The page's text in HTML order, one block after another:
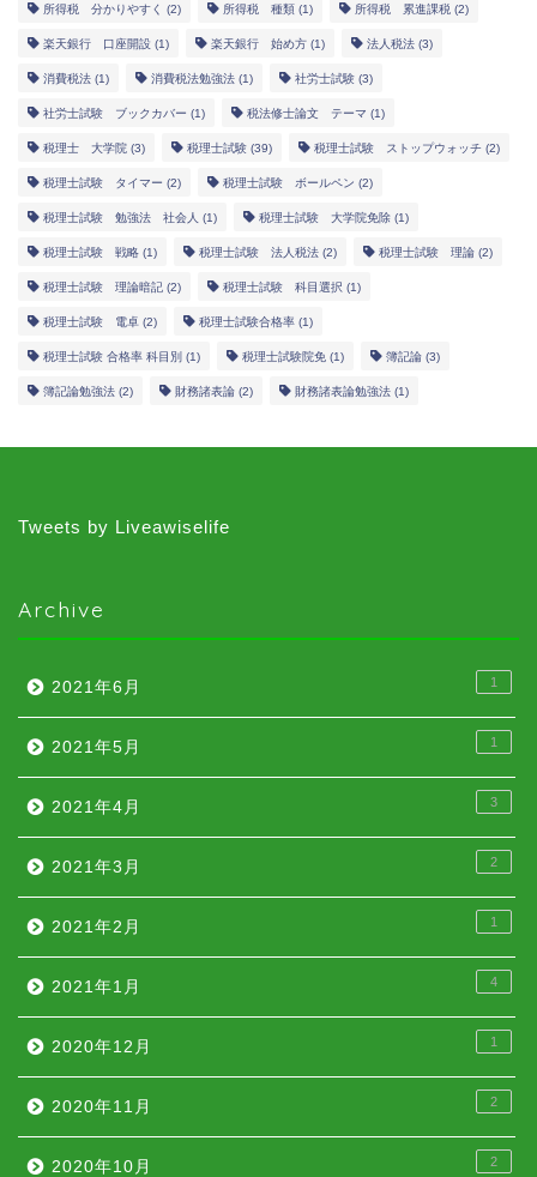
所得税 分かりやすく (2) 所得税 種類 (1) 所得税 累進課税 (2)
楽天銀行 口座開設 (1) 楽天銀行 始め方 (1) 法人税法 (3)
消費税法 (1) 消費税法勉強法 (1) 社労士試験 (3)
社労士試験 ブックカバー (1) 税法修士論文 テーマ (1)
税理士 大学院 (3) 税理士試験 (39) 税理士試験 ストップウォッチ (2)
税理士試験 タイマー (2) 税理士試験 ボールペン (2)
税理士試験 勉強法 社会人 (1) 税理士試験 大学院免除 (1)
税理士試験 戦略 (1) 税理士試験 法人税法 (2) 税理士試験 理論 (2)
税理士試験 理論暗記 (2) 税理士試験 科目選択 (1)
税理士試験 電卓 (2) 税理士試験合格率 (1)
税理士試験 合格率 科目別 (1) 税理士試験院免 (1) 簿記論 (3)
簿記論勉強法 (2) 財務諸表論 (2) 財務諸表論勉強法 (1)
Tweets by Liveawiselife
Archive
2021年6月 1
2021年5月 1
2021年4月 3
2021年3月 2
2021年2月 1
2021年1月 4
2020年12月 1
2020年11月 2
2020年10月 2